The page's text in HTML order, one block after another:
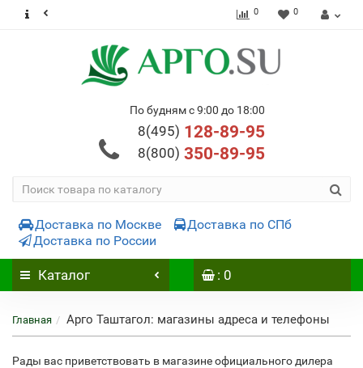
0 0
По будням с 9:00 до 18:00
8(495) 128-89-95
8(800) 350-89-95
Доставка по Москве
Доставка по СПб
Доставка по России
Каталог : 0
Главная Арго Таштагол: магазины адреса и телефоны
Рады вас приветствовать в магазине официального дилера